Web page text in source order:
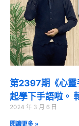
第2397期《心靈
起學下手語啦。
2024 年 3 月 6 日
閱讀更多 »